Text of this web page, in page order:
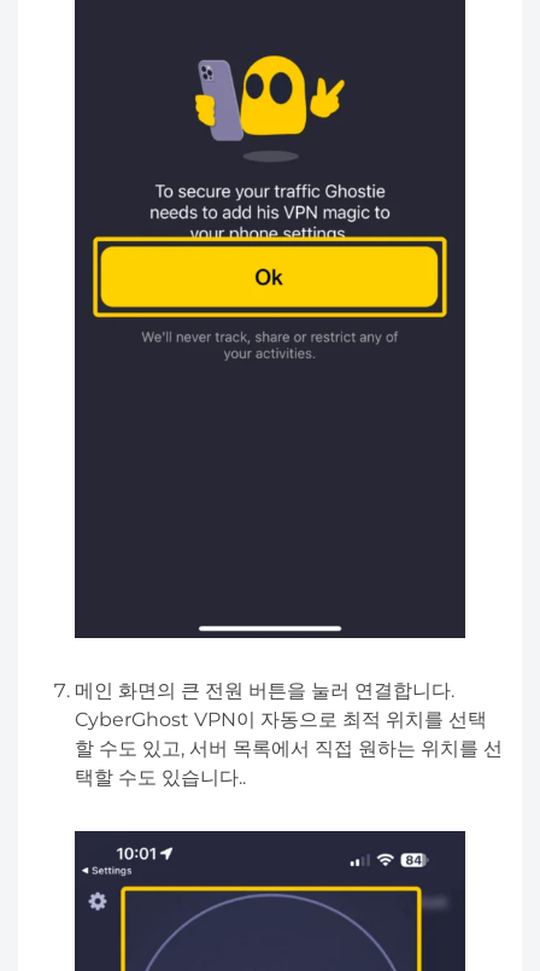
메인 화면의 큰 전원 버튼을 눌러 연결합니다.
CyberGhost VPN이 자동으로 최적 위치를 선택
할 수도 있고, 서버 목록에서 직접 원하는 위치를 선
택할 수도 있습니다..